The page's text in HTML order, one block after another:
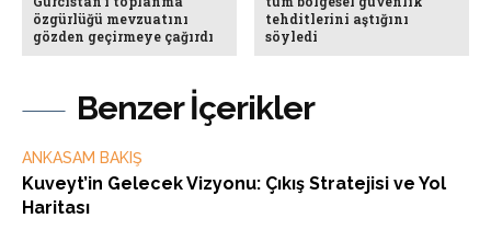
Benzer İçerikler
ANKASAM BAKIŞ
Kuveyt’in Gelecek Vizyonu: Çıkış Stratejisi ve Yol
Haritası
özgürlüğü mevzuatını
gözden geçirmeye çağırdı
tehditlerini aştığını
söyledi